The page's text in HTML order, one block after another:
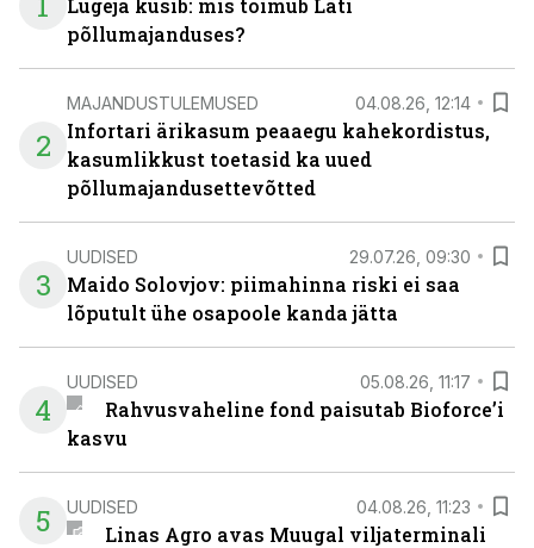
Lugeja küsib: mis toimub Läti
põllumajanduses?
2
MAJANDUSTULEMUSED 04.08.26, 12:14
Infortari ärikasum peaaegu kahekordistus,
kasumlikkust toetasid ka uued
põllumajandusettevõtted
3
UUDISED 29.07.26, 09:30
Maido Solovjov: piimahinna riski ei saa
lõputult ühe osapoole kanda jätta
4
UUDISED 05.08.26, 11:17
Rahvusvaheline fond paisutab Bioforce’i
kasvu
5 UUDISED 04.08.26, 11:23
Linas Agro avas Muugal viljaterminali